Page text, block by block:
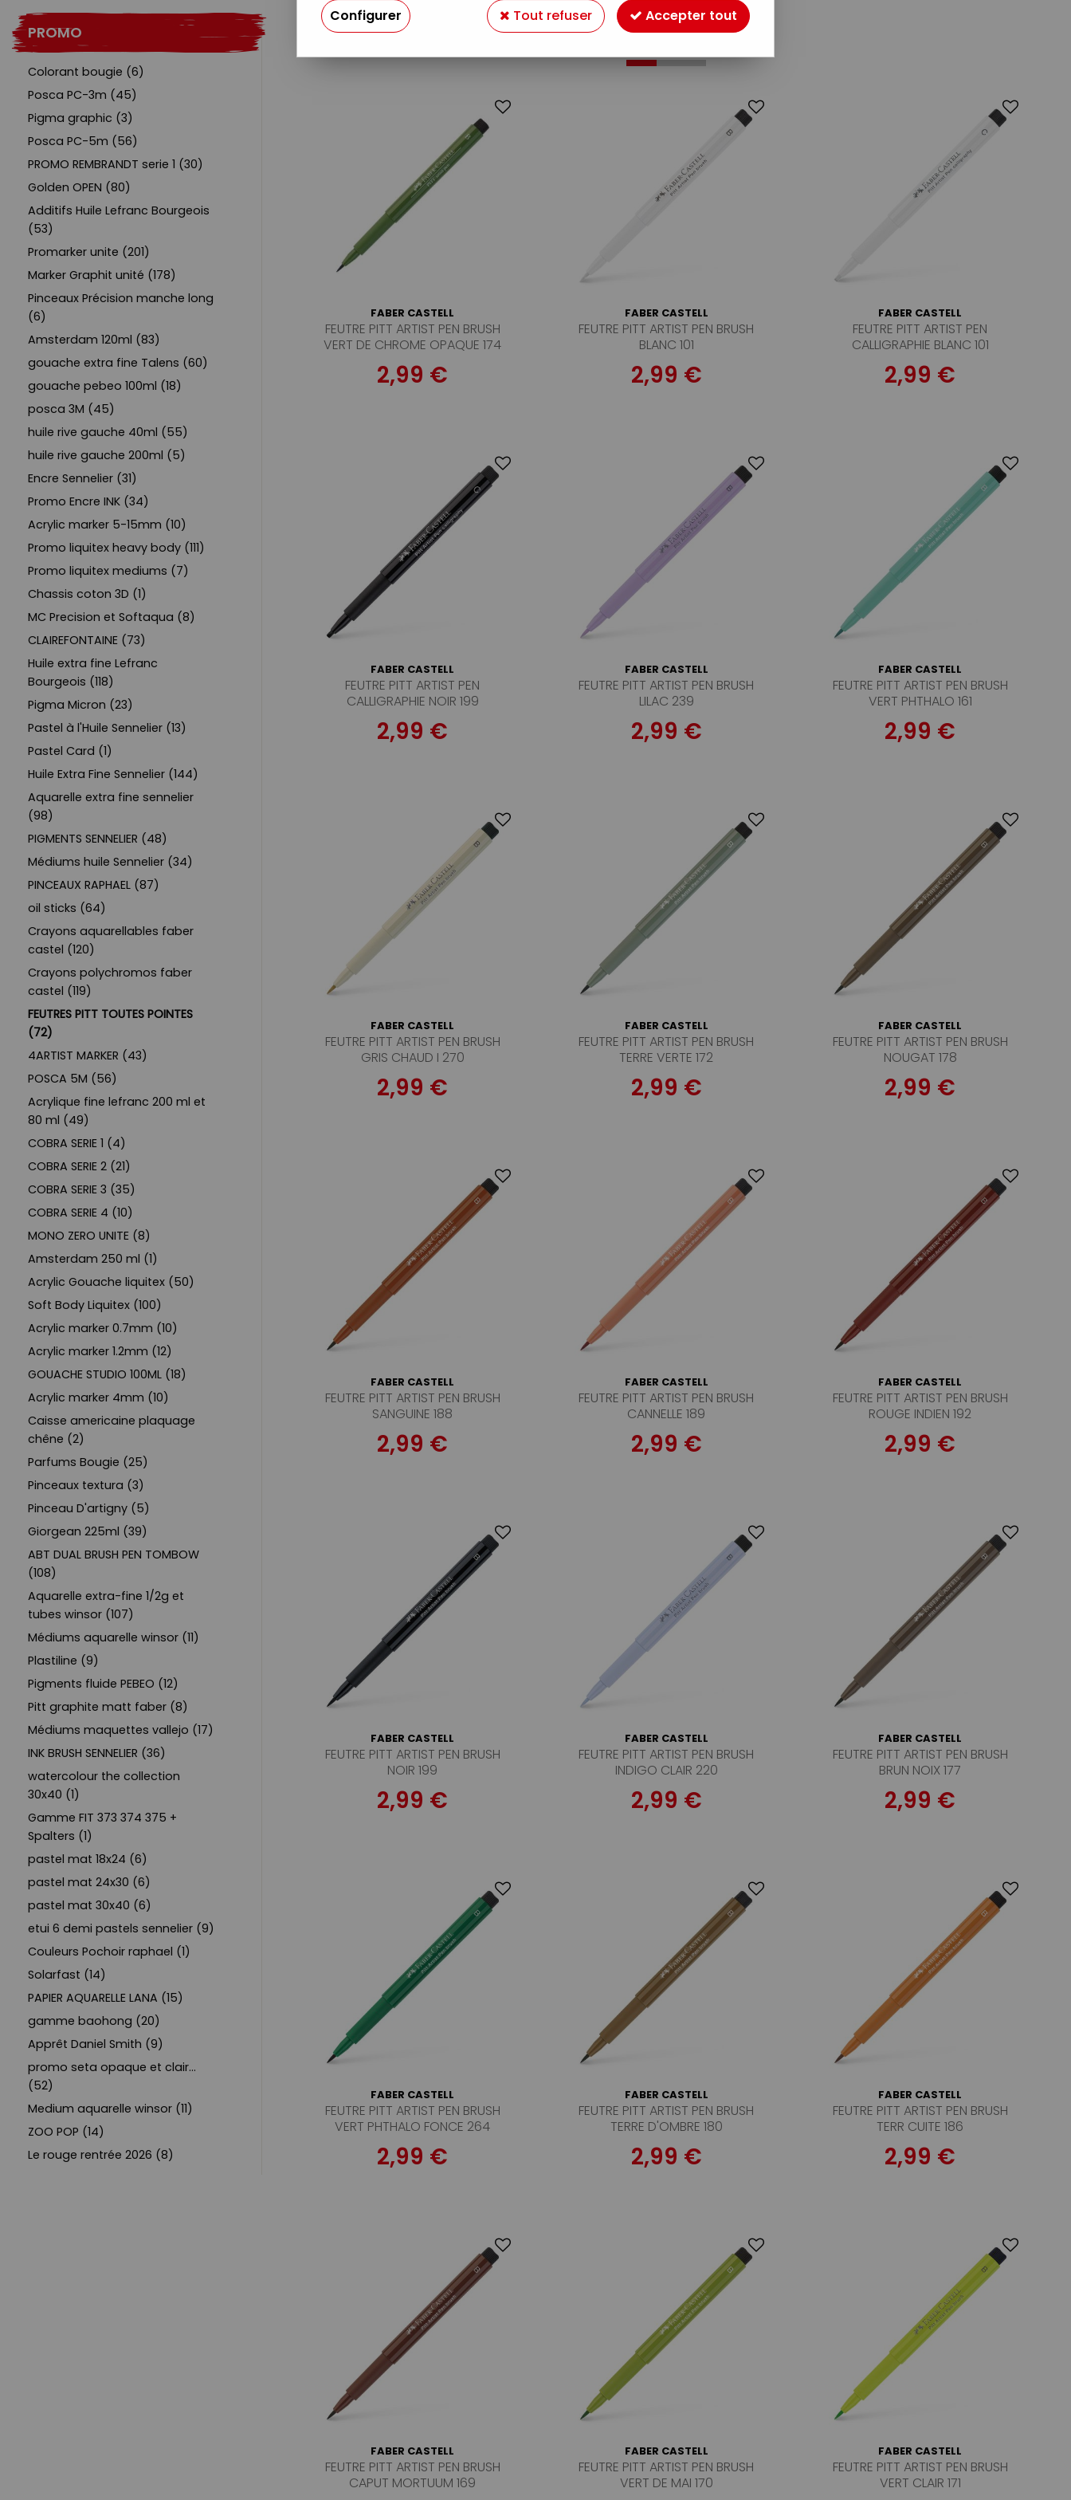
PROMO
Colorant bougie (6)
Posca PC-3m (45)
Pigma graphic (3)
Posca PC-5m (56)
PROMO REMBRANDT serie 1 (30)
Golden OPEN (80)
Additifs Huile Lefranc Bourgeois
(53)
Promarker unite (201)
Marker Graphit unité (178)
Pinceaux Précision manche long
(6)
Amsterdam 120ml (83)
gouache extra fine Talens (60)
gouache pebeo 100ml (18)
posca 3M (45)
huile rive gauche 40ml (55)
huile rive gauche 200ml (5)
Encre Sennelier (31)
Promo Encre INK (34)
Acrylic marker 5-15mm (10)
Promo liquitex heavy body (111)
Promo liquitex mediums (7)
Chassis coton 3D (1)
MC Precision et Softaqua (8)
CLAIREFONTAINE (73)
Huile extra fine Lefranc
Bourgeois (118)
Pigma Micron (23)
Pastel à l'Huile Sennelier (13)
Pastel Card (1)
Huile Extra Fine Sennelier (144)
Aquarelle extra fine sennelier
(98)
PIGMENTS SENNELIER (48)
Médiums huile Sennelier (34)
PINCEAUX RAPHAEL (87)
oil sticks (64)
Crayons aquarellables faber
castel (120)
Crayons polychromos faber
castel (119)
FEUTRES PITT TOUTES POINTES
(72)
4ARTIST MARKER (43)
POSCA 5M (56)
Acrylique fine lefranc 200 ml et
80 ml (49)
COBRA SERIE 1 (4)
COBRA SERIE 2 (21)
COBRA SERIE 3 (35)
COBRA SERIE 4 (10)
MONO ZERO UNITE (8)
Amsterdam 250 ml (1)
Acrylic Gouache liquitex (50)
Soft Body Liquitex (100)
Acrylic marker 0.7mm (10)
Acrylic marker 1.2mm (12)
GOUACHE STUDIO 100ML (18)
Acrylic marker 4mm (10)
Caisse americaine plaquage
chêne (2)
Parfums Bougie (25)
Pinceaux textura (3)
Pinceau D'artigny (5)
Giorgean 225ml (39)
ABT DUAL BRUSH PEN TOMBOW
(108)
Aquarelle extra-fine 1/2g et
tubes winsor (107)
Médiums aquarelle winsor (11)
Plastiline (9)
Pigments fluide PEBEO (12)
Pitt graphite matt faber (8)
Médiums maquettes vallejo (17)
INK BRUSH SENNELIER (36)
watercolour the collection
30x40 (1)
Gamme FIT 373 374 375 +
Spalters (1)
pastel mat 18x24 (6)
pastel mat 24x30 (6)
pastel mat 30x40 (6)
etui 6 demi pastels sennelier (9)
Couleurs Pochoir raphael (1)
Solarfast (14)
PAPIER AQUARELLE LANA (15)
gamme baohong (20)
Apprêt Daniel Smith (9)
promo seta opaque et clair...
(52)
Medium aquarelle winsor (11)
ZOO POP (14)
Le rouge rentrée 2026 (8)
FABER CASTELL
FEUTRE PITT ARTIST PEN BRUSH
VERT DE CHROME OPAQUE 174
2,99 €
FABER CASTELL
FEUTRE PITT ARTIST PEN BRUSH
BLANC 101
2,99 €
FABER CASTELL
FEUTRE PITT ARTIST PEN
CALLIGRAPHIE BLANC 101
2,99 €
FABER CASTELL
FEUTRE PITT ARTIST PEN
CALLIGRAPHIE NOIR 199
2,99 €
FABER CASTELL
FEUTRE PITT ARTIST PEN BRUSH
LILAC 239
2,99 €
FABER CASTELL
FEUTRE PITT ARTIST PEN BRUSH
VERT PHTHALO 161
2,99 €
FABER CASTELL
FEUTRE PITT ARTIST PEN BRUSH
GRIS CHAUD I 270
2,99 €
FABER CASTELL
FEUTRE PITT ARTIST PEN BRUSH
TERRE VERTE 172
2,99 €
FABER CASTELL
FEUTRE PITT ARTIST PEN BRUSH
NOUGAT 178
2,99 €
FABER CASTELL
FEUTRE PITT ARTIST PEN BRUSH
SANGUINE 188
2,99 €
FABER CASTELL
FEUTRE PITT ARTIST PEN BRUSH
CANNELLE 189
2,99 €
FABER CASTELL
FEUTRE PITT ARTIST PEN BRUSH
ROUGE INDIEN 192
2,99 €
FABER CASTELL
FEUTRE PITT ARTIST PEN BRUSH
NOIR 199
2,99 €
FABER CASTELL
FEUTRE PITT ARTIST PEN BRUSH
INDIGO CLAIR 220
2,99 €
FABER CASTELL
FEUTRE PITT ARTIST PEN BRUSH
BRUN NOIX 177
2,99 €
FABER CASTELL
FEUTRE PITT ARTIST PEN BRUSH
VERT PHTHALO FONCE 264
2,99 €
FABER CASTELL
FEUTRE PITT ARTIST PEN BRUSH
TERRE D'OMBRE 180
2,99 €
FABER CASTELL
FEUTRE PITT ARTIST PEN BRUSH
TERR CUITE 186
2,99 €
FABER CASTELL
FEUTRE PITT ARTIST PEN BRUSH
CAPUT MORTUUM 169
FABER CASTELL
FEUTRE PITT ARTIST PEN BRUSH
VERT DE MAI 170
FABER CASTELL
FEUTRE PITT ARTIST PEN BRUSH
VERT CLAIR 171
Configurer Tout refuser Accepter tout